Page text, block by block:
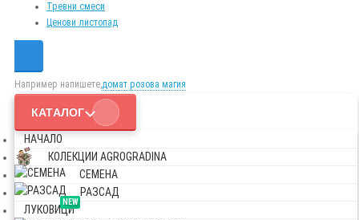
Тревни смеси
Ценови листопад
Например напишете,домат розова магия
КАТАЛОГ
НАЧАЛО
КОЛЕКЦИИ AGROGRADINA
СЕМЕНА
РАЗСАД
NEW
ЛУКОВИЦИ